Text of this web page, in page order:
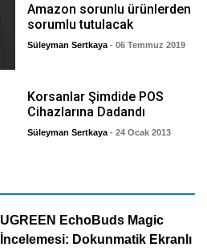
Amazon sorunlu ürünlerden
sorumlu tutulacak
Süleyman Sertkaya - 06 Temmuz 2019
Korsanlar Şimdide POS
Cihazlarına Dadandı
Süleyman Sertkaya - 24 Ocak 2013
UGREEN EchoBuds Magic
İncelemesi: Dokunmatik Ekranlı